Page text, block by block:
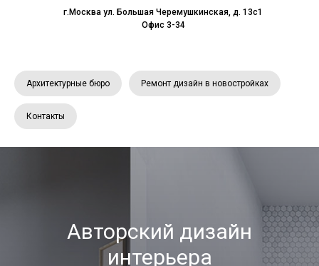
г.Москва ул. Большая Черемушкинская, д. 13с1
Офис 3-34
Архитектурные бюро Ремонт дизайн в новостройках
Контакты
Авторский дизайн
интерьера